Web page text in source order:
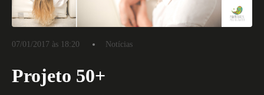
07/01/2017 às 18:20 Notícias
Projeto 50+